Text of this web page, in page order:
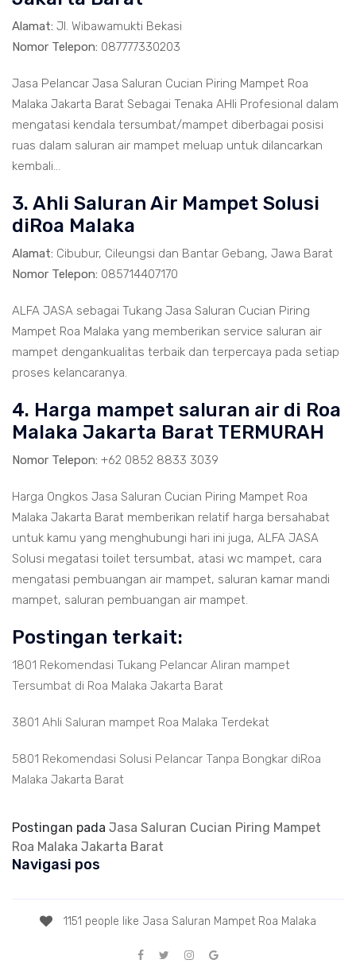
Alamat: Jl. Wibawamukti Bekasi
Nomor Telepon: 087777330203
Jasa Pelancar Jasa Saluran Cucian Piring Mampet Roa
Malaka Jakarta Barat Sebagai Tenaka AHli Profesional dalam
mengatasi kendala tersumbat/mampet diberbagai posisi
ruas dalam saluran air mampet meluap untuk dilancarkan
kembali...
3. Ahli Saluran Air Mampet Solusi
diRoa Malaka
Alamat: Cibubur, Cileungsi dan Bantar Gebang, Jawa Barat
Nomor Telepon: 085714407170
ALFA JASA sebagai Tukang Jasa Saluran Cucian Piring
Mampet Roa Malaka yang memberikan service saluran air
mampet dengankualitas terbaik dan terpercaya pada setiap
proses kelancaranya.
4. Harga mampet saluran air di Roa
Malaka Jakarta Barat TERMURAH
Nomor Telepon: +62 0852 8833 3039
Harga Ongkos Jasa Saluran Cucian Piring Mampet Roa
Malaka Jakarta Barat memberikan relatif harga bersahabat
untuk kamu yang menghubungi hari ini juga, ALFA JASA
Solusi megatasi toilet tersumbat, atasi wc mampet, cara
mengatasi pembuangan air mampet, saluran kamar mandi
mampet, saluran pembuangan air mampet.
Postingan terkait:
1801 Rekomendasi Tukang Pelancar Aliran mampet
Tersumbat di Roa Malaka Jakarta Barat
3801 Ahli Saluran mampet Roa Malaka Terdekat
5801 Rekomendasi Solusi Pelancar Tanpa Bongkar diRoa
Malaka Jakarta Barat
Postingan pada Jasa Saluran Cucian Piring Mampet
Roa Malaka Jakarta Barat
Navigasi pos
1151 people like Jasa Saluran Mampet Roa Malaka